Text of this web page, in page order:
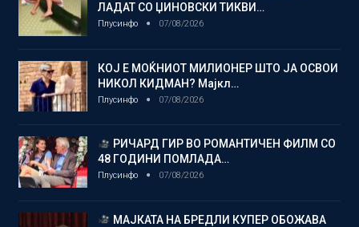
ЛАДАТ СО ЏИНОВСКИ ТИКВИ…
Плусинфо 07/08/2026
КОЈ Е МОЌНИОТ МИЛИОНЕР ШТО ЈА ОСВОИ
НИКОЛ КИДМАН? Мајкл…
Плусинфо 07/08/2026
РИЧАРД ГИР ВО РОМАНТИЧЕН ФИЛМ СО
48 ГОДИНИ ПОМЛАДА…
Плусинфо 07/08/2026
МАЈКАТА НА БРЕДЛИ КУПЕР ОБОЖАВА